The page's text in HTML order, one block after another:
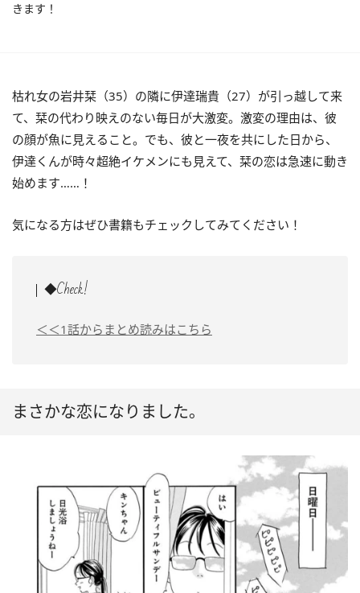
きます！
枯れ女の岩井栞（35）の隣に伊達瑞貴（27）が引っ越して来
て、栞の代わり映えのない毎日が大激変。激変の理由は、彼
の顔が魚に見えること。でも、彼と一夜を共にした日から、
伊達くんが時々超絶イケメンにも見えて、栞の恋は急速に動き
始めます……！
気になる方はぜひ書籍もチェックしてみてください！
◆Check!
＜＜1話からまとめ読みはこちら
まさかな恋になりました。